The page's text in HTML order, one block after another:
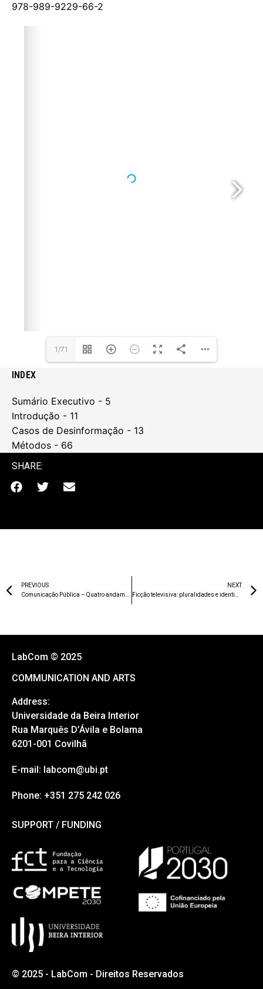
978-989-9229-66-2
1/71
INDEX
Sumário Executivo - 5
Introdução - 11
Casos de Desinformação - 13
Métodos - 66
SHARE:
PREVIOUS
NEXT
LabCom © 2025
COMMUNICATION AND ARTS
Address:
Universidade da Beira Interior
Rua Marquês D’Ávila e Bolama
6201-001 Covilhã
E-mail: labcom@ubi.pt
Phone: +351 275 242 026
SUPPORT / FUNDING
© 2025 - LabCom - Direitos Reservados